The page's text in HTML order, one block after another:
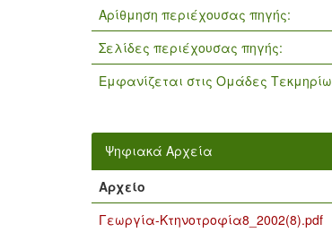
Αρίθμηση περιέχουσας πηγής:
Σελίδες περιέχουσας πηγής:
Εμφανίζεται στις Ομάδες
Ψηφιακά Αρχεία
Αρχείο
Γεωργία-Κτηνοτροφία8_2002(8).pdf